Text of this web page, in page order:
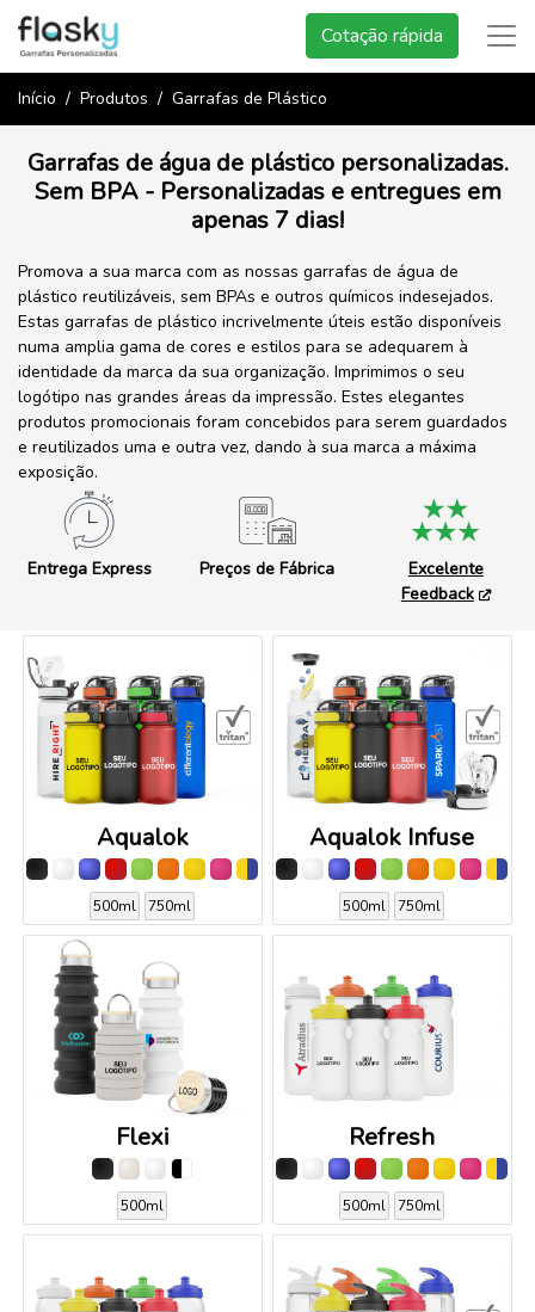
Cotação rápida
Início Produtos Garrafas de Plástico
Garrafas de água de plástico personalizadas.
Sem BPA - Personalizadas e entregues em
apenas 7 dias!
Promova a sua marca com as nossas garrafas de água de
plástico reutilizáveis, sem BPAs e outros químicos indesejados.
Estas garrafas de plástico incrivelmente úteis estão disponíveis
numa amplia gama de cores e estilos para se adequarem à
identidade da marca da sua organização. Imprimimos o seu
logótipo nas grandes áreas da impressão. Estes elegantes
produtos promocionais foram concebidos para serem guardados
e reutilizados uma e outra vez, dando à sua marca a máxima
exposição.
Entrega Express Preços de Fábrica
Excelente
Feedback
Aqualok
500ml 750ml
Aqualok Infuse
500ml 750ml
Flexi
500ml
Refresh
500ml 750ml